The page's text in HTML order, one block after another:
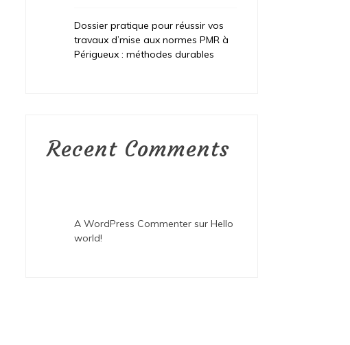
Dossier pratique pour réussir vos
travaux d’mise aux normes PMR à
Périgueux : méthodes durables
Recent Comments
A WordPress Commenter surHello
world!